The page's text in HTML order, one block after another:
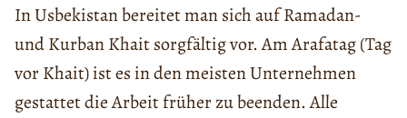
In Usbekistan bereitet man sich auf Ramadan-
und Kurban Khait sorgfältig vor. Am Arafatag (Tag
vor Khait) ist es in den meisten Unternehmen
gestattet die Arbeit früher zu beenden. Alle